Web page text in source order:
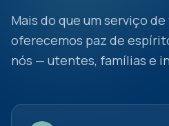
Mais do que um serviço
oferecemos paz de
nós — utentes, famílias e